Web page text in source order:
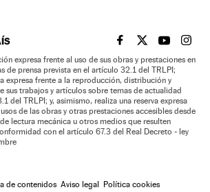
EL PAÍS BRASIL EN
EL PAÍSEL PAÍS
EL
expresa frente al uso de sus obras y prestaciones en
de prensa prevista en el artículo 32.1 del TRLPI;
expresa frente a la reproducción, distribución y
sus trabajos y artículos sobre temas de actualidad
del TRLPI; y, asimismo, realiza una reserva expresa
de las obras y otras prestaciones accesibles desde
lectura mecánica u otros medios que resulten
con el artículo 67.3 del Real Decreto - ley
de contenidos Aviso legal Política cookies